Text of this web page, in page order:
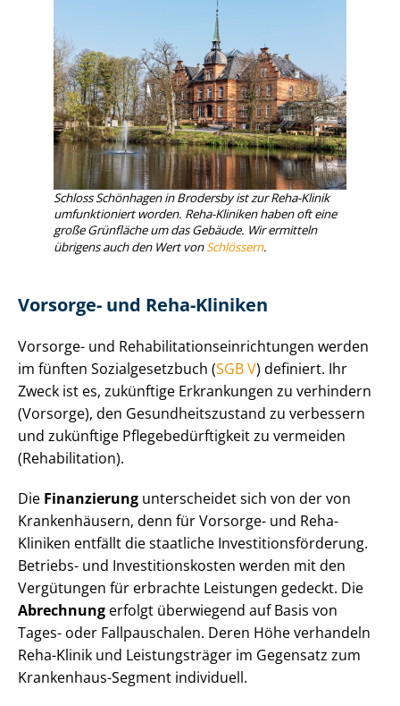
Schloss Schönhagen in Brodersby ist zur Reha-Klinik
umfunktioniert worden. Reha-Kliniken haben oft eine
große Grünfläche um das Gebäude. Wir ermitteln
übrigens auch den Wert vonSchlössern.
Vorsorge- und Reha-Kliniken
Vorsorge- und Re­ha­bi­li­ta­ti­ons­ein­rich­tun­gen werden
im fünften So­zi­al­ge­setz­buch (SGB V) definiert. Ihr
Zweck ist es, zukünftige Erkrankungen zu verhindern
(Vorsorge), den Ge­sund­heits­zu­stand zu verbessern
und zukünftige Pfle­ge­be­dürf­tig­keit zu vermeiden
(Rehabilitation).
Die Finanzierung unterscheidet sich von der von
Krankenhäusern, denn für Vorsorge- und Reha-
Kliniken entfällt die staatliche In­ves­ti­ti­ons­för­de­rung.
Betriebs- und In­ves­ti­ti­ons­kos­ten werden mit den
Vergütungen für erbrachte Leistungen gedeckt. Die
Abrechnung erfolgt überwiegend auf Basis von
Tages- oder Fallpauschalen. Deren Höhe verhandeln
Reha-Klinik und Leistungsträger im Gegensatz zum
Krankenhaus-Segment individuell.